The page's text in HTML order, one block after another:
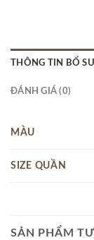
THÔNG TIN BỔ
ĐÁNH GIÁ (0)
MÀU
SIZE QUẦN
SẢN PHẨM